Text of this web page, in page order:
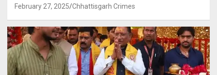
February 27, 2025 Chhattisgarh Crimes